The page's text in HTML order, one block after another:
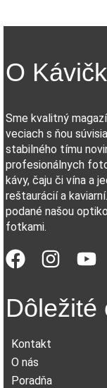
O
Sme kvalitný
veciach s ňou
stabilného tímu
profesionálnych
kávy, čaju či vína a
reštaurácií a
podané našou
fotkami.
Dôležité
Kontakt
O nás
Poradňa